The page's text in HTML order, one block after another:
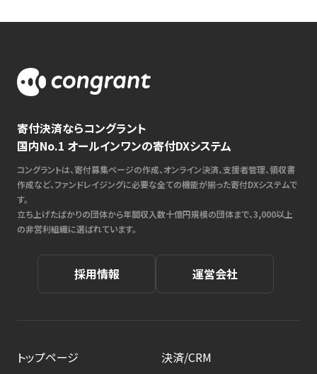
寄付決済ならコングラント
国内No.1 オールインワンの寄付DXシステム
コングラントは、寄付募集ページの作成、オンライン決済、支援者管理、領収書
作成など、ファンドレイジングに必要な全ての機能が揃った寄付DXシステムで
す。
立ち上げたばかりの団体から年間収入数十億円規模の団体まで、3,000以上
の非営利組織に選ばれています。
採用情報 運営会社
トップページ
決済/CRM